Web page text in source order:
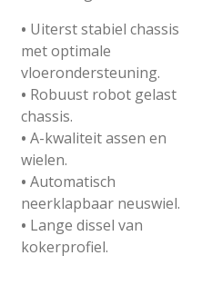
• Uiterst stabiel chassis
met optimale
vloerondersteuning.
• Robuust robot gelast
chassis.
• A-kwaliteit assen en
wielen.
• Automatisch
neerklapbaar neuswiel.
• Lange dissel van
kokerprofiel.